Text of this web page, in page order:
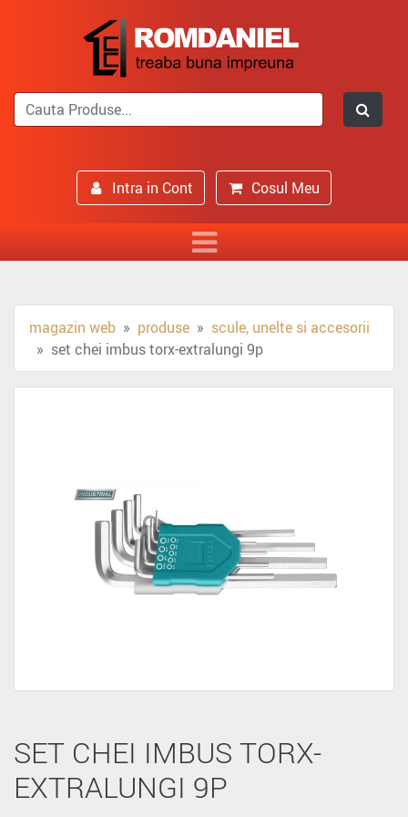
Intra in Cont Cosul Meu
magazin web produse
scule, unelte si accesorii
set chei imbus torx-extralungi 9p
SET CHEI IMBUS TORX-
EXTRALUNGI 9P